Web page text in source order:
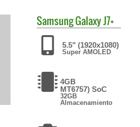
SamsungGalaxy J7+
5.5" (1920x1080)
Super AMOLED
4GB
MT6757) SoC
32GB
Almacenamiento